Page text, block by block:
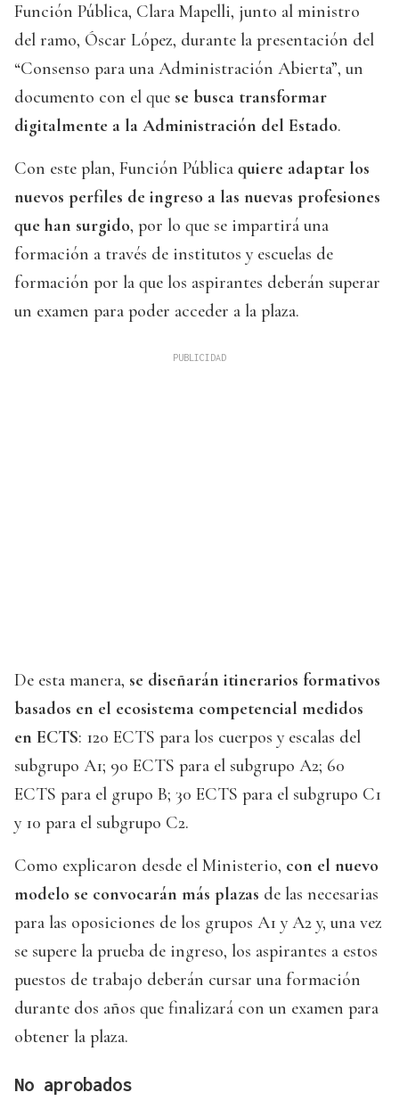
Función Pública, Clara Mapelli, junto al ministro
del ramo, Óscar López, durante la presentación del
“Consenso para una Administración Abierta”, un
documento con el que se busca transformar
digitalmente a la Administración del Estado.
Con este plan, Función Pública quiere adaptar los
nuevos perfiles de ingreso a las nuevas profesiones
que han surgido, por lo que se impartirá una
formación a través de institutos y escuelas de
formación por la que los aspirantes deberán superar
un examen para poder acceder a la plaza.
De esta manera, se diseñarán itinerarios formativos
basados en el ecosistema competencial medidos
en ECTS: 120 ECTS para los cuerpos y escalas del
subgrupo A1; 90 ECTS para el subgrupo A2; 60
ECTS para el grupo B; 30 ECTS para el subgrupo C1
y 10 para el subgrupo C2.
Como explicaron desde el Ministerio, con el nuevo
modelo se convocarán más plazas de las necesarias
para las oposiciones de los grupos A1 y A2 y, una vez
se supere la prueba de ingreso, los aspirantes a estos
puestos de trabajo deberán cursar una formación
durante dos años que finalizará con un examen para
obtener la plaza.
No aprobados